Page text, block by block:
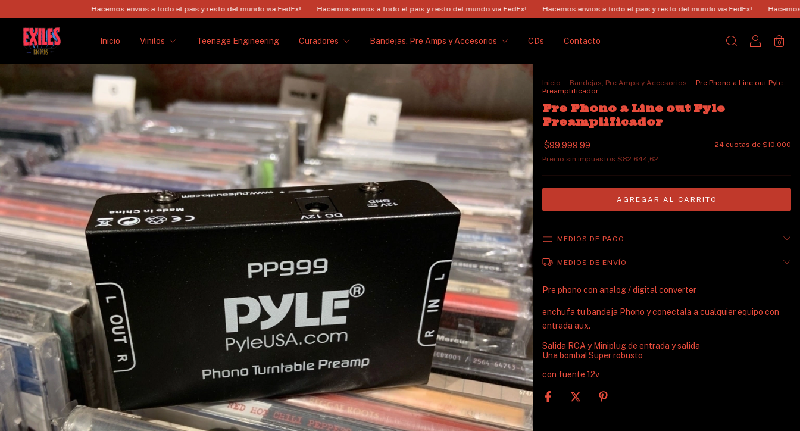
Hacemos envios a todo el pais y resto del mundo via FedEx! Hacemos envios a todo el pais y resto del mundo via FedEx! Hacemos envios a todo el pais y resto del mundo via FedEx! Hacemos envios a todo
Inicio Vinilos Teenage Engineering Curadores Bandejas, Pre Amps y Accesorios CDs Contacto 0
Inicio . Bandejas, Pre Amps y Accesorios . Pre Phono a Line out Pyle
Preamplificador
Pre Phono a Line out Pyle
Preamplificador
$99.999,99 24 cuotas de $10.000
Precio sin impuestos $82.644,62
MEDIOS DE PAGO
MEDIOS DE ENVÍO
Pre phono con analog / digital converter
enchufa tu bandeja Phono y conectala a cualquier equipo con
entrada aux.
Salida RCA y Miniplug de entrada y salida
Una bomba! Super robusto
con fuente 12v